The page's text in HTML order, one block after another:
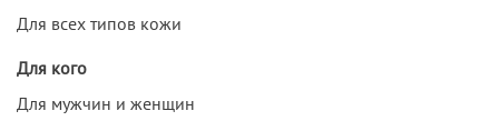
Для всех типов кожи
Для кого
Для мужчин и женщин